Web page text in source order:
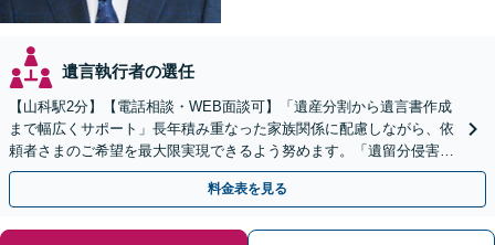
遺言執行者の選任
【山科駅2分】【電話相談・WEB面談可】「遺産分割から遺言書作成
まで幅広くサポート」長年積み重なった家族関係に配慮しながら、依
頼者さまのご希望を最大限実現できるよう努めます。「遺留分侵害額
請求／相続放棄／不動産・株式の相続／年金分割ほか」
料金表を見る